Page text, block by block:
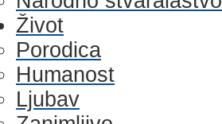
Život
Porodica
Humanost
Ljubav